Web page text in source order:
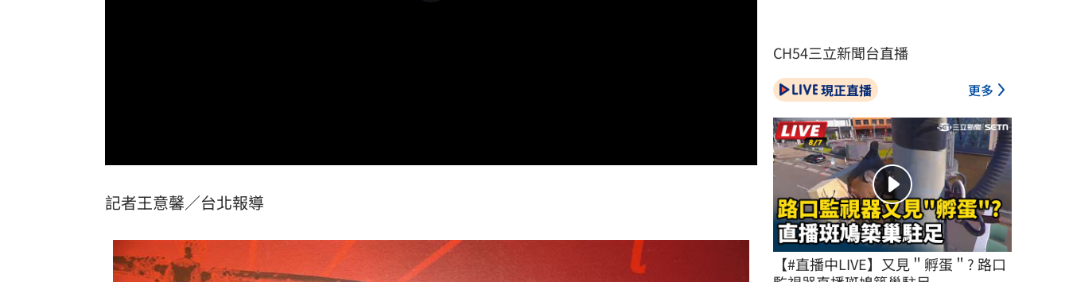
台彩父親節推新刮刮樂千萬頭獎超「爸」氣 12:00
商場戰國來臨 台中「頂奢大道」逐漸成形
「拍片人的多重宇宙」職涯論壇9/12登場！ 10:30
8國球員齊聚高雄 Formosa 7s掀足球熱潮 10:00
記者王意馨／台北報導
CH54三立新聞台直播
現正直播 更多
【#直播中LIVE】又見＂孵蛋＂? 路口